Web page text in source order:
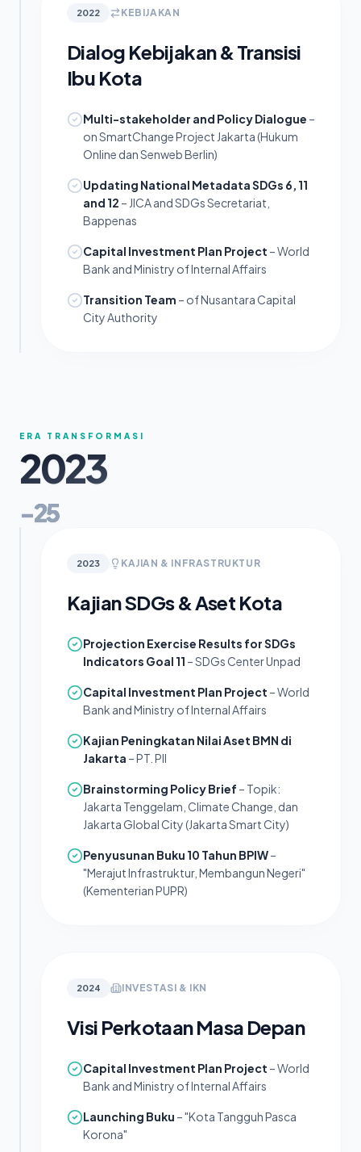
2022 KEBIJAKAN
Dialog Kebijakan & Transisi
Ibu Kota
Multi-stakeholder and Policy Dialogue –
on SmartChange Project Jakarta (Hukum
Online dan Senweb Berlin)
Updating National Metadata SDGs 6, 11
and 12 – JICA and SDGs Secretariat,
Bappenas
Capital Investment Plan Project – World
Bank and Ministry of Internal Affairs
Transition Team – of Nusantara Capital
City Authority
ERA TRANSFORMASI
2023
-25
2023 KAJIAN & INFRASTRUKTUR
Kajian SDGs & Aset Kota
Projection Exercise Results for SDGs
Indicators Goal 11 – SDGs Center Unpad
Capital Investment Plan Project – World
Bank and Ministry of Internal Affairs
Kajian Peningkatan Nilai Aset BMN di
Jakarta – PT. PII
Brainstorming Policy Brief – Topik:
Jakarta Tenggelam, Climate Change, dan
Jakarta Global City (Jakarta Smart City)
Penyusunan Buku 10 Tahun BPIW–
"Merajut Infrastruktur, Membangun Negeri"
(Kementerian PUPR)
2024 INVESTASI & IKN
Visi Perkotaan Masa Depan
Capital Investment Plan Project – World
Bank and Ministry of Internal Affairs
Launching Buku – "Kota Tangguh Pasca
Korona"